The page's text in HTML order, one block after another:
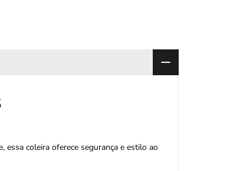
essa coleira oferece segurança e estilo ao